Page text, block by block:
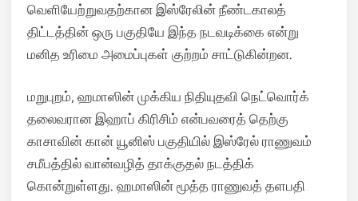
வெளியேற்றுவதற்கான இஸ்ரேலின் நீண்டகாலத்
திட்டத்தின் ஒரு பகுதியே இந்த நடவடிக்கை என்று
மனித உரிமை அமைப்புகள் குற்றம் சாட்டுகின்றன.
மறுபுறம், ஹமாஸின் முக்கிய நிதியுதவி நெட்வொர்க்
தலைவரான இஹாப் கிரிசிம் என்பவரைத் தெற்கு
காசாவின் கான் யூனிஸ் பகுதியில் இஸ்ரேல் ராணுவம்
சமீபத்தில் வான்வழித் தாக்குதல் நடத்திக்
கொன்றுள்ளது. ஹமாஸின் மூத்த ராணுவத் தளபதி